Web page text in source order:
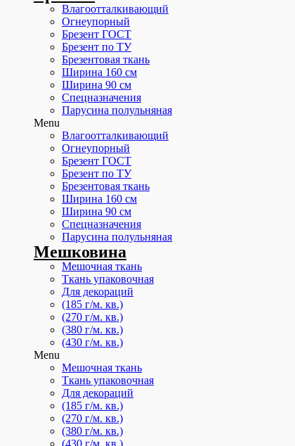
Влагоотталкивающий
Огнеупорный
Брезент ГОСТ
Брезент по ТУ
Брезентовая ткань
Ширина 160 см
Ширина 90 см
Спецназначения
Парусина полульняная
Menu
Влагоотталкивающий
Огнеупорный
Брезент ГОСТ
Брезент по ТУ
Брезентовая ткань
Ширина 160 см
Ширина 90 см
Спецназначения
Парусина полульняная
Мешковина
Мешочная ткань
Ткань упаковочная
Для декораций
(185 г/м. кв.)
(270 г/м. кв.)
(380 г/м. кв.)
(430 г/м. кв.)
Menu
Мешочная ткань
Ткань упаковочная
Для декораций
(185 г/м. кв.)
(270 г/м. кв.)
(380 г/м. кв.)
(430 г/м. кв.)